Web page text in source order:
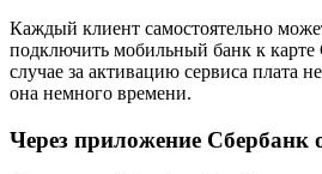
Каждый клиент самостоятельно
подключить мобильный банк к
случае за активацию сервиса плата
она немного времени.
Через приложение Сбербанк